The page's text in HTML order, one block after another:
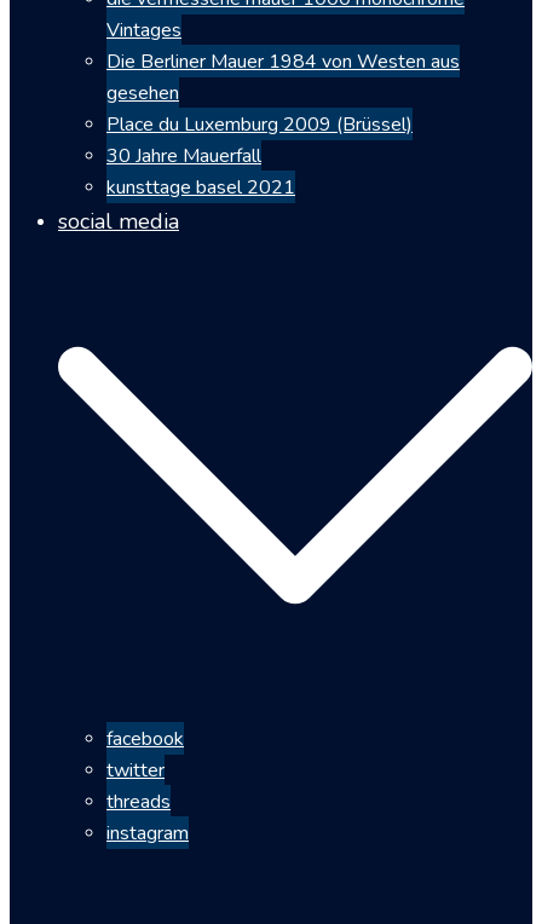
Vintages
Die Berliner Mauer 1984 von Westen aus
gesehen
Place du Luxemburg 2009 (Brüssel)
30 Jahre Mauerfall
kunsttage basel 2021
social media
facebook
twitter
threads
instagram